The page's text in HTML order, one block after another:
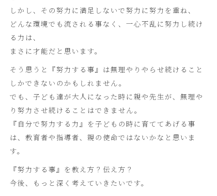
しかし、その努力に満足しないで努力に努力を重ね、
どんな環境でも流される事なく、一心不乱に努力し続け
る力は、
まさに才能だと思います。
そう思うと『努力する事』は無理やりやらせ続けること
しかできないのかもしれません。
でも、子ども達が大人になった時に親や先生が、無理や
り努力させ続けることはできません。
『自分で努力する力』を子どもの時に育ててあげる事
は、教育者や指導者、親の使命ではないかなと思いま
す。
『努力する事』を教え方？伝え方？
今後、もっと深く考えていきたいです。